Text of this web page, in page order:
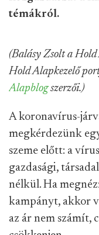
témákról.
(Balásy Zsolt a Hold
Hold Alapkezelő
Alapblogszerzői.)
A koronavírus-
megkérdezünk
szeme előtt: a
gazdasági,
nélkül. Ha
kampányt, akkor
az ár nem számít,